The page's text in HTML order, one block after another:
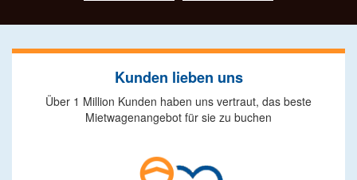
Kunden lieben uns
Über 1 Million Kunden haben uns vertraut, das beste
Mietwagenangebot für sie zu buchen